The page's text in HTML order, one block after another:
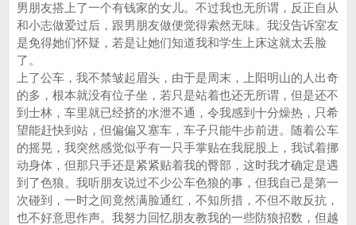
男朋友搭上了一个有钱家的女儿。不过我也无所谓，反正自从
和小志做爱过后，跟男朋友做便觉得索然无味。我没告诉室友
是免得她们怀疑，若是让她们知道我和学生上床这就太丢脸
了。
上了公车，我不禁皱起眉头，由于是周末，上阳明山的人出奇
的多，根本就没有位子坐，若只是站着也还无所谓，但是还不
到士林，车里就已经挤的水泄不通，令我感到十分燥热，只希
望能赶快到站，但偏偏又塞车，车子只能牛步前进。随着公车
的摇晃，我突然感觉似乎有一只手掌贴在我屁股上，我试着挪
动身体，但那只手还是紧紧贴着我的臀部，这时我才确定是遇
到了色狼。我听朋友说过不少公车色狼的事，但我自己是第一
次碰到，一时之间竟然满脸通红，不知所措，不但不敢反抗，
也不好意思作声。我努力回忆朋友教我的一些防狼招数，但越